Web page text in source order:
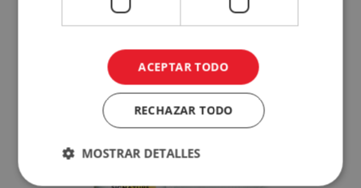
Regístrate
ACEPTAR TODO
RECHAZAR TODO
MOSTRAR DETALLES